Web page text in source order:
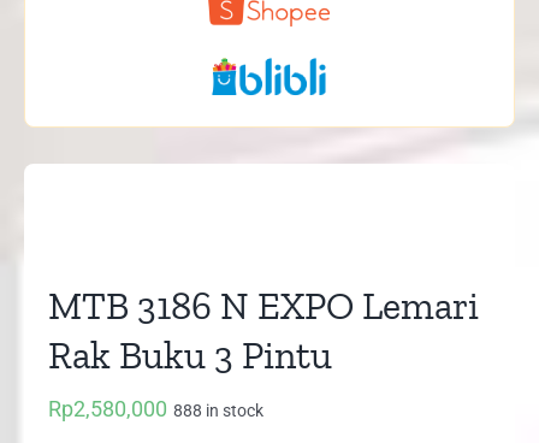
MTB 3186 N EXPO Lemari
Rak Buku 3 Pintu
Rp2,580,000 888 in stock